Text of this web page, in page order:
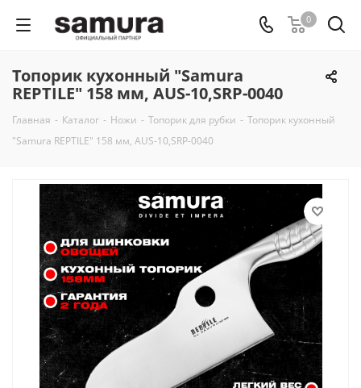
0
Топорик кухонный "Samura
REPTILE" 158 мм, AUS-10,SRP-0040
Главная - Каталог - Ножи - Топорик для рубки - Топорик кухонный
"Samura REPTILE" 158 мм, AUS-10,SRP-0040